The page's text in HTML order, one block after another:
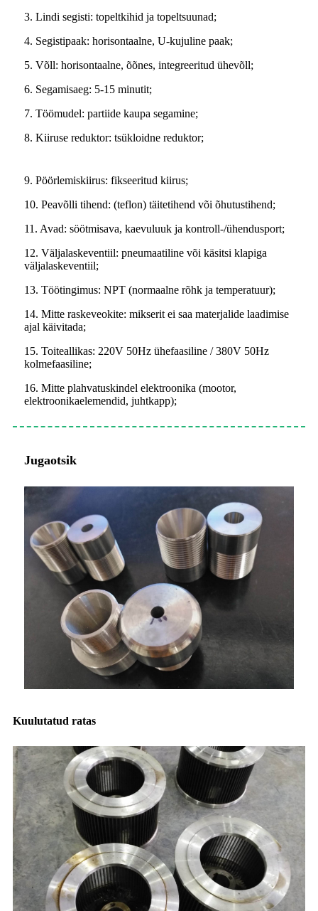
3. Lindi segisti: topeltkihid ja topeltsuunad;
4. Segistipaak: horisontaalne, U-kujuline paak;
5. Võll: horisontaalne, õõnes, integreeritud ühevõll;
6. Segamisaeg: 5-15 minutit;
7. Töömudel: partiide kaupa segamine;
8. Kiiruse reduktor: tsükloidne reduktor;
9. Pöörlemiskiirus: fikseeritud kiirus;
10. Peavõlli tihend: (teflon) täitetihend või õhutustihend;
11. Avad: söötmisava, kaevuluuk ja kontroll-/ühendusport;
12. Väljalaskeventiil: pneumaatiline või käsitsi klapiga
väljalaskeventiil;
13. Töötingimus: NPT (normaalne rõhk ja temperatuur);
14. Mitte raskeveokite: mikserit ei saa materjalide laadimise
ajal käivitada;
15. Toiteallikas: 220V 50Hz ühefaasiline / 380V 50Hz
kolmefaasiline;
16. Mitte plahvatuskindel elektroonika (mootor,
elektroonikaelemendid, juhtkapp);
Jugaotsik
Kuulutatud ratas